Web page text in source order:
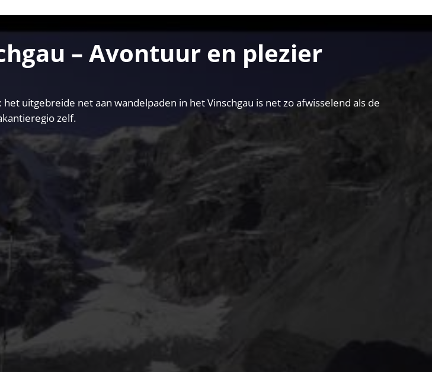
– Avontuur en plezier
uitgebreide net aan wandelpaden in het Vinschgau is net zo afwisselend als de
zelf.